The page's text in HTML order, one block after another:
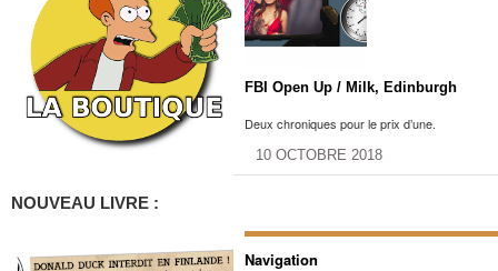
NOUVEAU LIVRE :
FBI Open Up / Milk, Edinburgh
Deux chroniques pour le prix d’une.
10 OCTOBRE 2018
Navigation